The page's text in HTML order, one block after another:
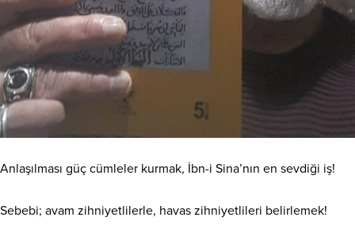
Anlaşılması güç cümleler kurmak, İbn-i Sina’nın en sevdiği iş!
Sebebi; avam zihniyetlilerle, havas zihniyetlileri belirlemek!